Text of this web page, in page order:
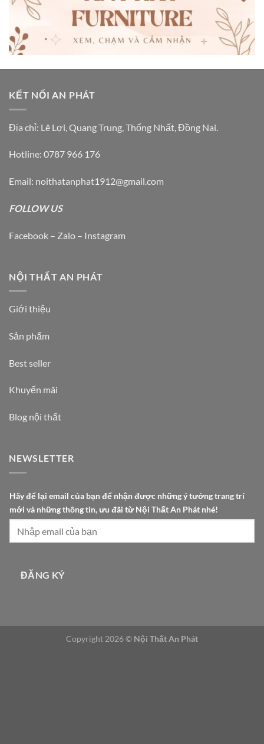
KẾT NỐI AN PHÁT
Địa chỉ: Lê Lợi, Quang Trung, Thống Nhất, Đồng Nai.
Hotline: 0787 966 176
Email: noithatanphat1912@gmail.com
FOLLOW US
Facebook – Zalo – Instagram
NỘI THẤT AN PHÁT
Giới thiệu
Sản phẩm
Best seller
Khuyến mãi
Blog nội thất
NEWSLETTER
ớ
t
Hãy để lại email của bạn để nhận được những ý tưởng trang trí
mới và những thông tin, ưu đãi từ Nội Thất An Phát nhé!
ĐĂNG KÝ
Copyright 2026 © Nội Thất An Phát